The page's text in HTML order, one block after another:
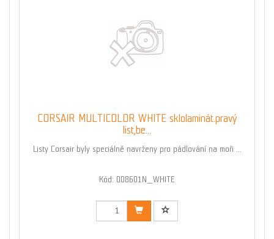
CORSAIR MULTICOLOR WHITE sklolaminát.pravý
list,be...
Listy Corsair byly speciálně navrženy pro pádlování na moři ...
Kód: 008601N_WHITE